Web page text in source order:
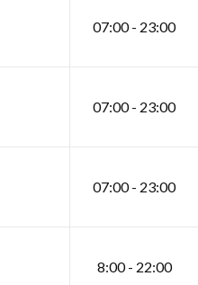
07:00 - 23:00
07:00 - 23:00
07:00 - 23:00
8:00 - 22:00